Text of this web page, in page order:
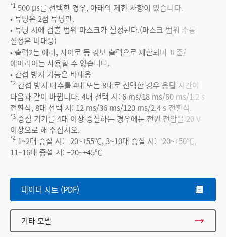
*1 500 μs를 선택한 경우, 아래의 제한 사항이 있습니다.
• 튜닝은 2점 튜닝만.
• 튜닝 시에 검출 범위 마스크가 설정된다.(마스크 범위 수동
설정은 비대응)
• 출력2는 에러, 자이로 등 경보 출력으로 제한되며 표준/
에어리어는 사용할 수 없습니다.
• 간섭 방지 기능은 비대응
*2 간섭 방지 대수를 4대 또는 8대로 선택한 경우 응답 시간이
다음과 같이 바뀝니다. 4대 선택 시: 6 ms/18 ms/60 ms/1.2 s
전환식, 8대 선택 시: 12 ms/36 ms/120 ms/2.4 s 전환식.
*3 증설 기기를 4대 이상 증설하는 경우에는 전원 전압을 20 V
이상으로 해 주십시오.
*4 1~2대 증설 시: −20~+55℃, 3~10대 증설 시: −20~+50℃,
11~16대 증설 시: −20~+45℃
데이터 시트 (PDF)
기타 모델